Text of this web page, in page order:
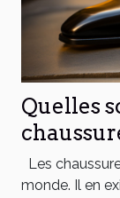
Quelles
Les
monde. Il en